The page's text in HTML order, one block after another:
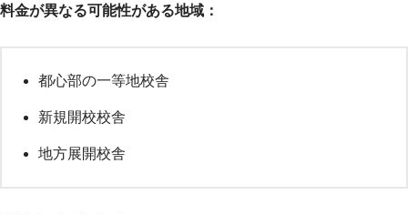
料金が異なる可能性がある地域：
都心部の一等地校舎
新規開校校舎
地方展開校舎